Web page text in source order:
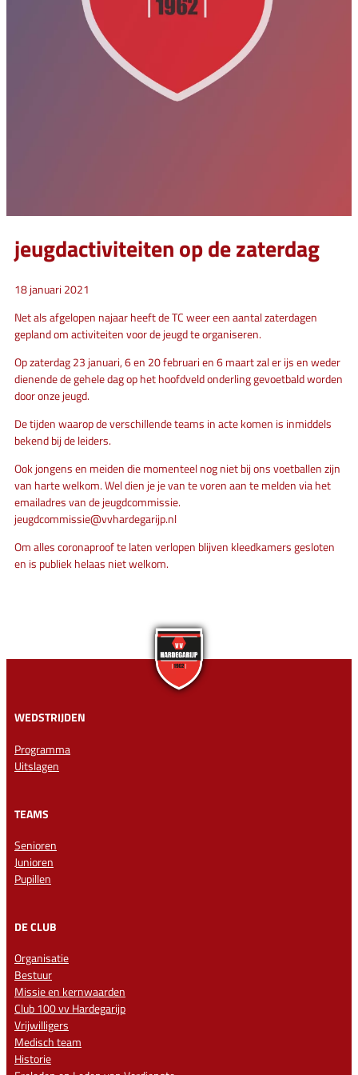
jeugdactiviteiten op de zaterdag
18 januari 2021
Net als afgelopen najaar heeft de TC weer een aantal zaterdagen
gepland om activiteiten voor de jeugd te organiseren.
Op zaterdag 23 januari, 6 en 20 februari en 6 maart zal er ijs en weder
dienende de gehele dag op het hoofdveld onderling gevoetbald worden
door onze jeugd.
De tijden waarop de verschillende teams in acte komen is inmiddels
bekend bij de leiders.
Ook jongens en meiden die momenteel nog niet bij ons voetballen zijn
van harte welkom. Wel dien je je van te voren aan te melden via het
emailadres van de jeugdcommissie.
jeugdcommissie@vvhardegarijp.nl
Om alles coronaproof te laten verlopen blijven kleedkamers gesloten
en is publiek helaas niet welkom.
WEDSTRIJDEN
Programma
Uitslagen
TEAMS
Senioren
Junioren
Pupillen
DE CLUB
Organisatie
Bestuur
Missie en kernwaarden
Club 100 vv Hardegarijp
Vrijwilligers
Medisch team
Historie